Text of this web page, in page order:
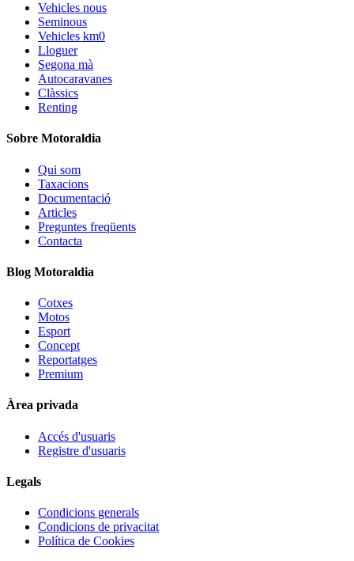
Vehicles nous
Seminous
Vehicles km0
Lloguer
Segona mà
Autocaravanes
Clàssics
Renting
Sobre Motoraldia
Qui som
Taxacions
Documentació
Articles
Preguntes freqüents
Contacta
Blog Motoraldia
Cotxes
Motos
Esport
Concept
Reportatges
Premium
Àrea privada
Accés d'usuaris
Registre d'usuaris
Legals
Condicions generals
Condicions de privacitat
Política de Cookies